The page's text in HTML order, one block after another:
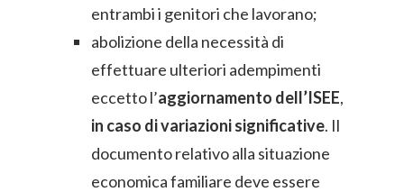
entrambi i genitori che lavorano;
abolizione della necessità di
effettuare ulteriori adempimenti
eccetto l’aggiornamento dell’ISEE,
in caso di variazioni significative. Il
documento relativo alla situazione
economica familiare deve essere